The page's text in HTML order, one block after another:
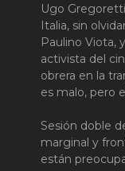
Ugo
Italia, sin
Paulino Viota,
activista del
obrera en la
es malo, pero
Sesión doble
marginal y
están